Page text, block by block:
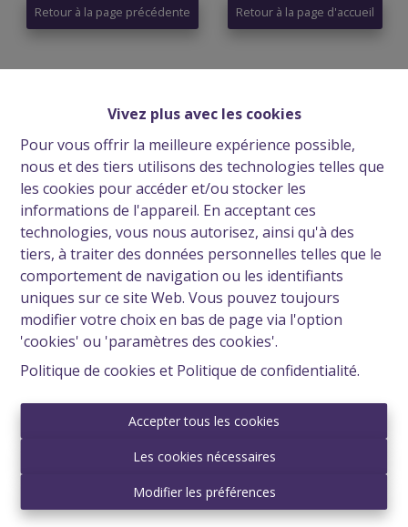
Vivez plus avec les cookies
Pour vous offrir la meilleure expérience possible,
nous et des tiers utilisons des technologies telles que
les cookies pour accéder et/ou stocker les
informations de l'appareil. En acceptant ces
technologies, vous nous autorisez, ainsi qu'à des
tiers, à traiter des données personnelles telles que le
comportement de navigation ou les identifiants
uniques sur ce site Web. Vous pouvez toujours
modifier votre choix en bas de page via l'option
'cookies' ou 'paramètres des cookies'.
Politique de cookies et Politique de confidentialité.
Accepter tous les cookies
Les cookies nécessaires
Modifier les préférences
Retour à la page précédente Retour à la page d'accueil
Rue de Bruxelles 296 bte 301
1480 TUBIZE